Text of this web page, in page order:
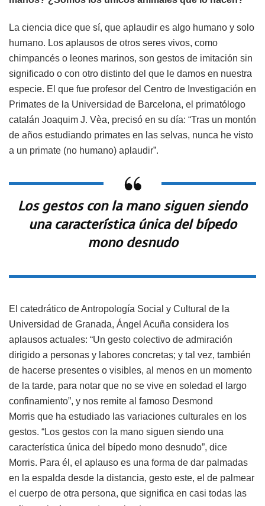
La ciencia dice que sí, que aplaudir es algo humano y solo
humano. Los aplausos de otros seres vivos, como
chimpancés o leones marinos, son gestos de imitación sin
significado o con otro distinto del que le damos en nuestra
especie. El que fue profesor del Centro de Investigación en
Primates de la Universidad de Barcelona, el primatólogo
catalán Joaquim J. Vèa, precisó en su día: “Tras un montón
de años estudiando primates en las selvas, nunca he visto
a un primate (no humano) aplaudir”.
Los gestos con la mano siguen siendo
una característica única del bípedo
mono desnudo
El catedrático de Antropología Social y Cultural de la
Universidad de Granada, Ángel Acuña considera los
aplausos actuales: “Un gesto colectivo de admiración
dirigido a personas y labores concretas; y tal vez, también
de hacerse presentes o visibles, al menos en un momento
de la tarde, para notar que no se vive en soledad el largo
confinamiento”, y nos remite al famoso Desmond
Morris que ha estudiado las variaciones culturales en los
gestos. “Los gestos con la mano siguen siendo una
característica única del bípedo mono desnudo”, dice
Morris. Para él, el aplauso es una forma de dar palmadas
en la espalda desde la distancia, gesto este, el de palmear
el cuerpo de otra persona, que significa en casi todas las